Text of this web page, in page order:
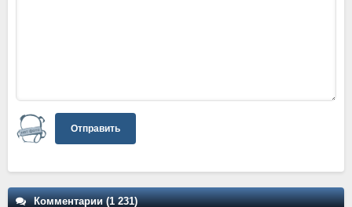
Отправить
Комментарии (1 231)